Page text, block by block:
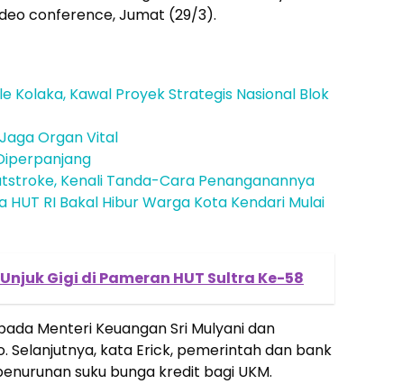
conference, Jumat (29/3).
Kolaka, Kawal Proyek Strategis Nasional Blok
Organ Vital
Kenali Tanda-Cara Penanganannya
RI Bakal Hibur Warga Kota Kendari Mulai
Gigi di Pameran HUT Sultra Ke-58
Menteri Keuangan Sri Mulyani dan
Selanjutnya, kata Erick, pemerintah dan bank
suku bunga kredit bagi UKM.